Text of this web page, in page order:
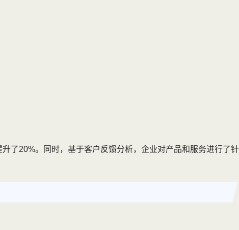
了20%。同时，基于客户反馈分析，企业对产品和服务进行了针